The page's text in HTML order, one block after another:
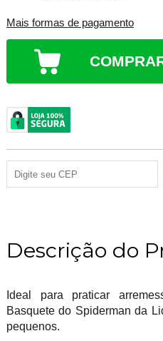
Mais formas de pagamento
Descrição do
Ideal para praticar
Basquete do Spiderman da
pequenos.